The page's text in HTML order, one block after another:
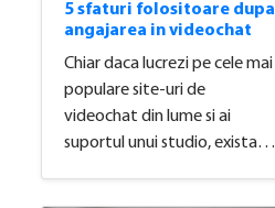
​5 sfaturi folositoare dupa
angajarea in videochat
Chiar daca lucrezi pe cele mai
populare site-uri de
videochat din lume si ai
suportul unui studio, exista…